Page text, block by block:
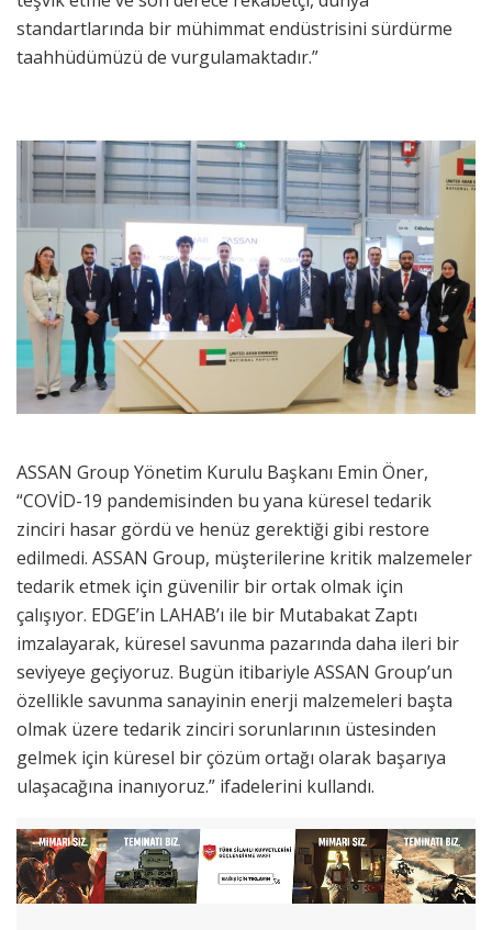
standartlarında bir mühimmat endüstrisini sürdürme
taahhüdümüzü de vurgulamaktadır.”
ASSAN Group Yönetim Kurulu Başkanı Emin Öner,
“COVİD-19 pandemisinden bu yana küresel tedarik
zinciri hasar gördü ve henüz gerektiği gibi restore
edilmedi. ASSAN Group, müşterilerine kritik malzemeler
tedarik etmek için güvenilir bir ortak olmak için
çalışıyor. EDGE’in LAHAB’ı ile bir Mutabakat Zaptı
imzalayarak, küresel savunma pazarında daha ileri bir
seviyeye geçiyoruz. Bugün itibariyle ASSAN Group’un
özellikle savunma sanayinin enerji malzemeleri başta
olmak üzere tedarik zinciri sorunlarının üstesinden
gelmek için küresel bir çözüm ortağı olarak başarıya
ulaşacağına inanıyoruz.” ifadelerini kullandı.